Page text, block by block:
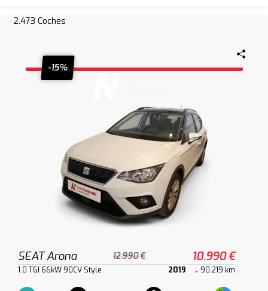
2.473 Coches
-15%
SEAT Arona 12.990 € 10.990 €
1.0 TGI 66kW 90CV Style 2019 90.219 km